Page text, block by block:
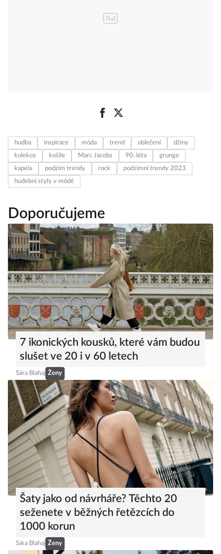
hudba inspirace móda trend oblečení
džíny
kolekce
košile Marc Jacobs 90. léta
grunge
kapela
podzim trendy rock
podzimní trendy 2023
hudební styly v módě
Doporučujeme
7 ikonických kousků, které vám budou
slušet ve 20 i v 60 letech
Sára Blahaj Ženy
Šaty jako od návrháře? Těchto 20
seženete v běžných řetězcích do
1000 korun
Sára Blahaj Ženy